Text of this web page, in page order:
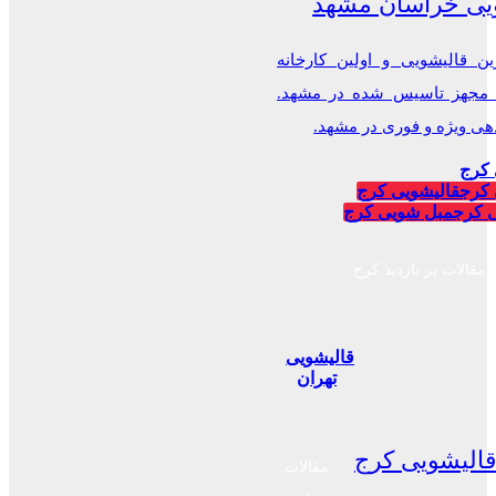
قالیشویی و اولین کارخانه
مجهز تاسیس شده در مشهد.
ویژه و فوری در مشهد.
کرج
کرجقالیشویی کرج
کرجمبل شویی کرج
کرج
قالیشویی
تهران